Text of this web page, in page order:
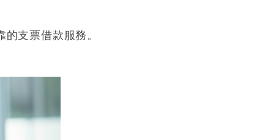
支票借款服務。